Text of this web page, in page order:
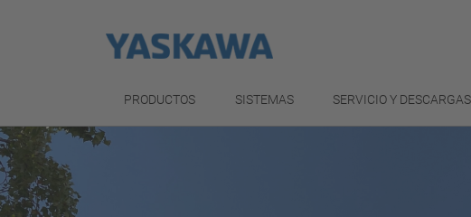
PRODUCTOS SISTEMAS SERVICIO Y DESCARGAS